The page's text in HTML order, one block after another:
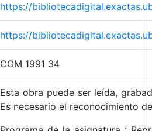
https://
https://
COM 1991 34
Esta obra puede ser leída,
Es necesario el reconocimiento